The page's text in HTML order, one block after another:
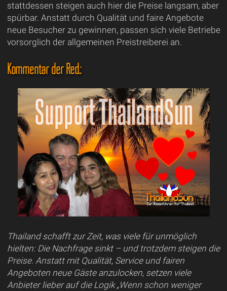
stattdessen steigen auch hier die Preise langsam, aber
spürbar. Anstatt durch Qualität und faire Angebote
neue Besucher zu gewinnen, passen sich viele Betriebe
vorsorglich der allgemeinen Preistreiberei an.
Kommentar der Red.:
Thailand schafft zur Zeit, was viele für unmöglich
hielten: Die Nachfrage sinkt – und trotzdem steigen die
Preise. Anstatt mit Qualität, Service und fairen
Angeboten neue Gäste anzulocken, setzen viele
Anbieter lieber auf die Logik „Wenn schon weniger